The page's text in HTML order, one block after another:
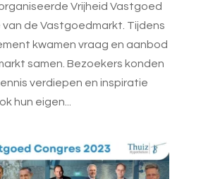
Vrijheid Vastgoed
de Vastgoedmarkt. Tijdens
kwamen vraag en aanbod
samen. Bezoekers konden
verdiepen en inspiratie
hun eigen...